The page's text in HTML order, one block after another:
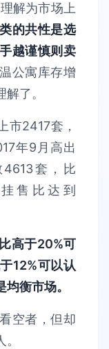
解为市场上
的共性是选
越谨慎则卖
公寓库存增
了。
市2417套，
年9月高出
套，比
售比达到
高于20%可
12%可以认
衡市场。
空者，但却